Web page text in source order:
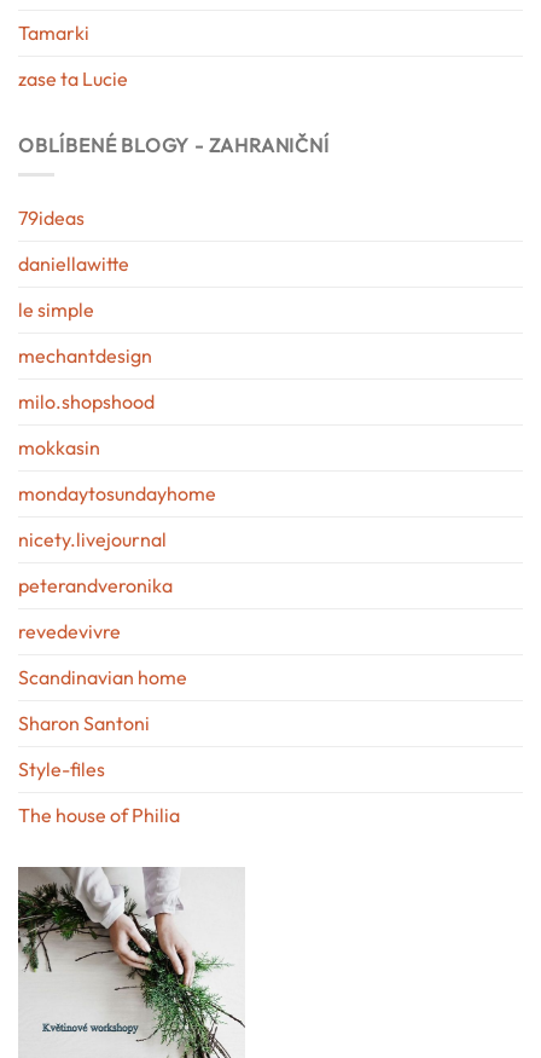
Tamarki
zase ta Lucie
OBLÍBENÉ BLOGY - ZAHRANIČNÍ
79ideas
daniellawitte
le simple
mechantdesign
milo.shopshood
mokkasin
mondaytosundayhome
nicety.livejournal
peterandveronika
revedevivre
Scandinavian home
Sharon Santoni
Style-files
The house of Philia